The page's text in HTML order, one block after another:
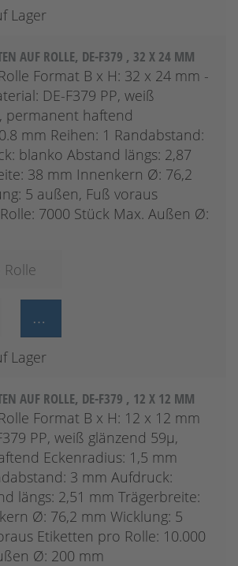
Lager
AUF ROLLE, DE-F379 , 32 X 24 MM
Format B x H: 32 x 24 mm -
DE-F379 PP, weiß
permanent haftend
mm Reihen: 1 Randabstand:
blanko Abstand längs: 2,87
38 mm Innenkern Ø: 76,2
5 außen, Fuß voraus
7000 Stück Max. Außen Ø:
Lager
AUF ROLLE, DE-F379 , 12 X 12 MM
Format B x H: 12 x 12 mm
PP, weiß glänzend 59µ,
Eckenradius: 1,5 mm
3 mm Aufdruck:
längs: 2,51 mm Trägerbreite:
Ø: 76,2 mm Wicklung: 5
Etiketten pro Rolle: 10.000
Ø: 200 mm